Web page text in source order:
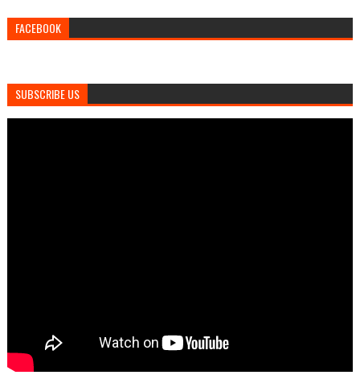
FACEBOOK
SUBSCRIBE US